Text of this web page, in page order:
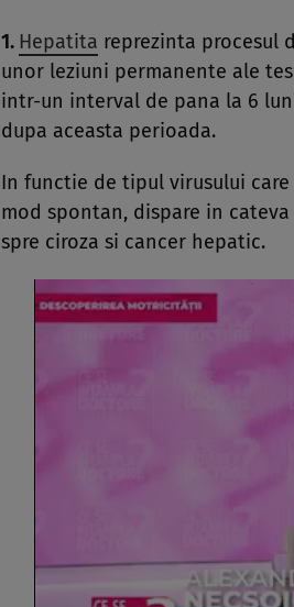
1. Hepatita reprezinta procesul
unor leziuni permanente ale
intr-un interval de pana la 6
dupa aceasta perioada.
In functie de tipul virusului
mod spontan, dispare in
spre ciroza si cancer hepatic.